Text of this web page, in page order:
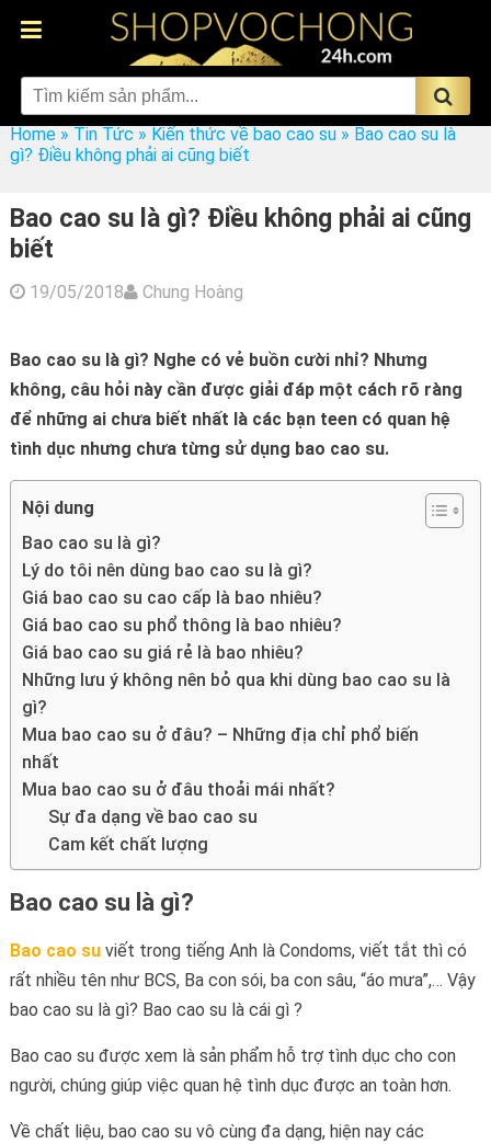
Home» Tin Tức » Kiến thức về bao cao su» Bao cao su là
gì? Điều không phải ai cũng biết
Bao cao su là gì? Điều không phải ai cũng
biết
19/05/2018 Chung Hoàng
Bao cao su là gì? Nghe có vẻ buồn cười nhỉ? Nhưng
không, câu hỏi này cần được giải đáp một cách rõ ràng
để những ai chưa biết nhất là các bạn teen có quan hệ
tình dục nhưng chưa từng sử dụng bao cao su.
Nội dung
Bao cao su là gì?
Lý do tôi nên dùng bao cao su là gì?
Giá bao cao su cao cấp là bao nhiêu?
Giá bao cao su phổ thông là bao nhiêu?
Giá bao cao su giá rẻ là bao nhiêu?
Những lưu ý không nên bỏ qua khi dùng bao cao su là
gì?
Mua bao cao su ở đâu? – Những địa chỉ phổ biến
nhất
Mua bao cao su ở đâu thoải mái nhất?
Sự đa dạng về bao cao su
Cam kết chất lượng
Bao cao su là gì?
Bao cao suviết trong tiếng Anh là Condoms, viết tắt thì có
rất nhiều tên như BCS, Ba con sói, ba con sâu, “áo mưa”,… Vậy
bao cao su là gì? Bao cao su là cái gì ?
Bao cao su được xem là sản phẩm hỗ trợ tình dục cho con
người, chúng giúp việc quan hệ tình dục được an toàn hơn.
Về chất liệu, bao cao su vô cùng đa dạng, hiện nay các